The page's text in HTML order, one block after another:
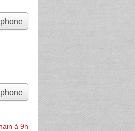
à 9h